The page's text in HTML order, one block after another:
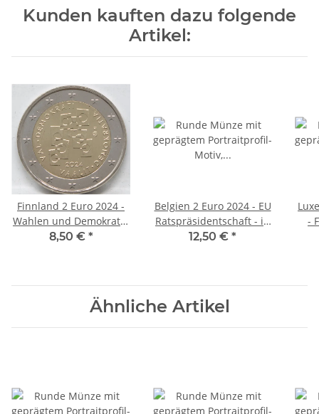
Kunden kauften dazu folgende
Artikel:
Finnland 2 Euro 2024 -
Wahlen und Demokratie
unc.
8,50 € *
Belgien 2 Euro 2024 - EU
Ratspräsidentschaft - in
niederl. Coincard
12,50 € *
-
Ähnliche Artikel